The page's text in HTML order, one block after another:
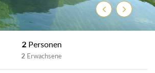
ZurückWeiter
2 Personen
2 Erwachsene